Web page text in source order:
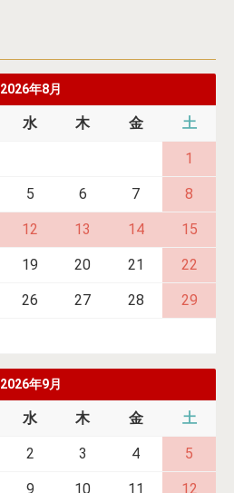
2026年8月
水 木 金 土
1
5 6 7 8
12 13 14 15
19 20 21 22
26 27 28 29
2026年9月
水 木 金 土
2 3 4 5
9 10 11 12